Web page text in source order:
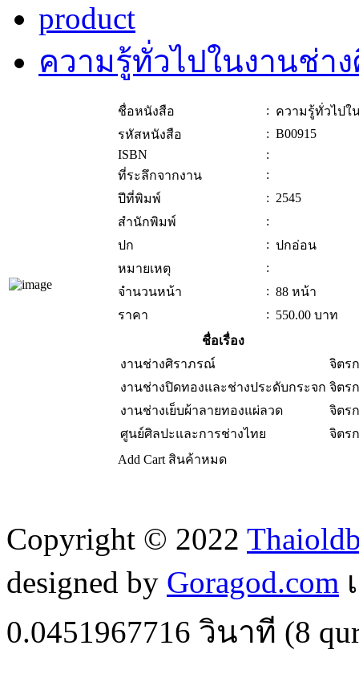
product
ความรู้ทั่วไปในงานช่า
ชื่อหนังสือ : ความรู้ทั่วไปใ
รหัสหนังสือ
: B00915
ISBN
:
ที่ระลึกจากงาน
:
ปีที่พิมพ์
: 2545
สำนักพิมพ์
:
ปก
: ปกอ่อน
หมายเหตุ
:
จำนวนหน้า
: 88 หน้า
ราคา
: 550.00 บาท
ชื่อเรื่อง
งานช่างศิราภรณ์
จิตร
งานช่างปิดทองและช่างประดับกระจก จิตร
งานช่างเย็บผ้าลายทองแผ่ลวด
จิตร
ศูนย์ศิลปะและการช่างไทย
จิตร
Add Cart สินค้าหมด
Copyright © 2022
designed by Goragod.com
0.0451967716 วินาที (8